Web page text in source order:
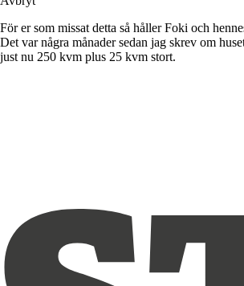
För er som missat detta så håller Foki och
Det var några månader sedan jag skrev om
just nu 250 kvm plus 25 kvm stort.